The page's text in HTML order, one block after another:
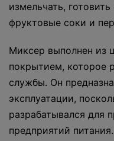
измельчать,
фруктовые соки и
Миксер выполнен из
покрытием, которое
службы. Он
эксплуатации,
разрабатывался для
предприятий питания.